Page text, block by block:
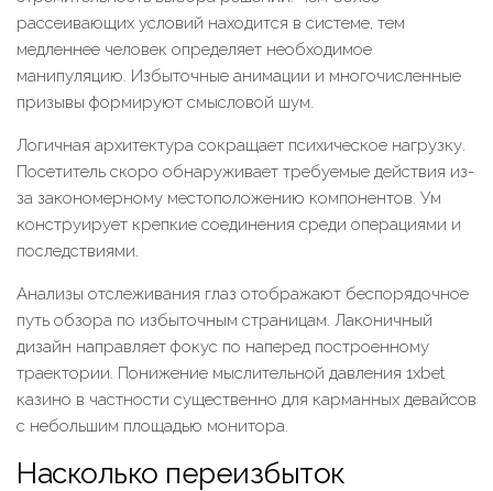
рассеивающих условий находится в системе, тем
медленнее человек определяет необходимое
манипуляцию. Избыточные анимации и многочисленные
призывы формируют смысловой шум.
Логичная архитектура сокращает психическое нагрузку.
Посетитель скоро обнаруживает требуемые действия из-
за закономерному местоположению компонентов. Ум
конструирует крепкие соединения среди операциями и
последствиями.
Анализы отслеживания глаз отображают беспорядочное
путь обзора по избыточным страницам. Лаконичный
дизайн направляет фокус по наперед построенному
траектории. Понижение мыслительной давления 1xbet
казино в частности существенно для карманных девайсов
с небольшим площадью монитора.
Насколько переизбыток